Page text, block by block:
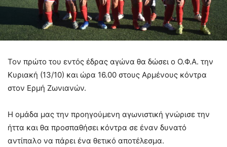
Τον πρώτο του εντός έδρας αγώνα θα δώσει ο Ο.Φ.Α. την
Κυριακή (13/10) και ώρα 16.00 στους Αρμένους κόντρα
στον Ερμή Ζωνιανών.
Η ομάδα μας την προηγούμενη αγωνιστική γνώρισε την
ήττα και θα προσπαθήσει κόντρα σε έναν δυνατό
αντίπαλο να πάρει ένα θετικό αποτέλεσμα.